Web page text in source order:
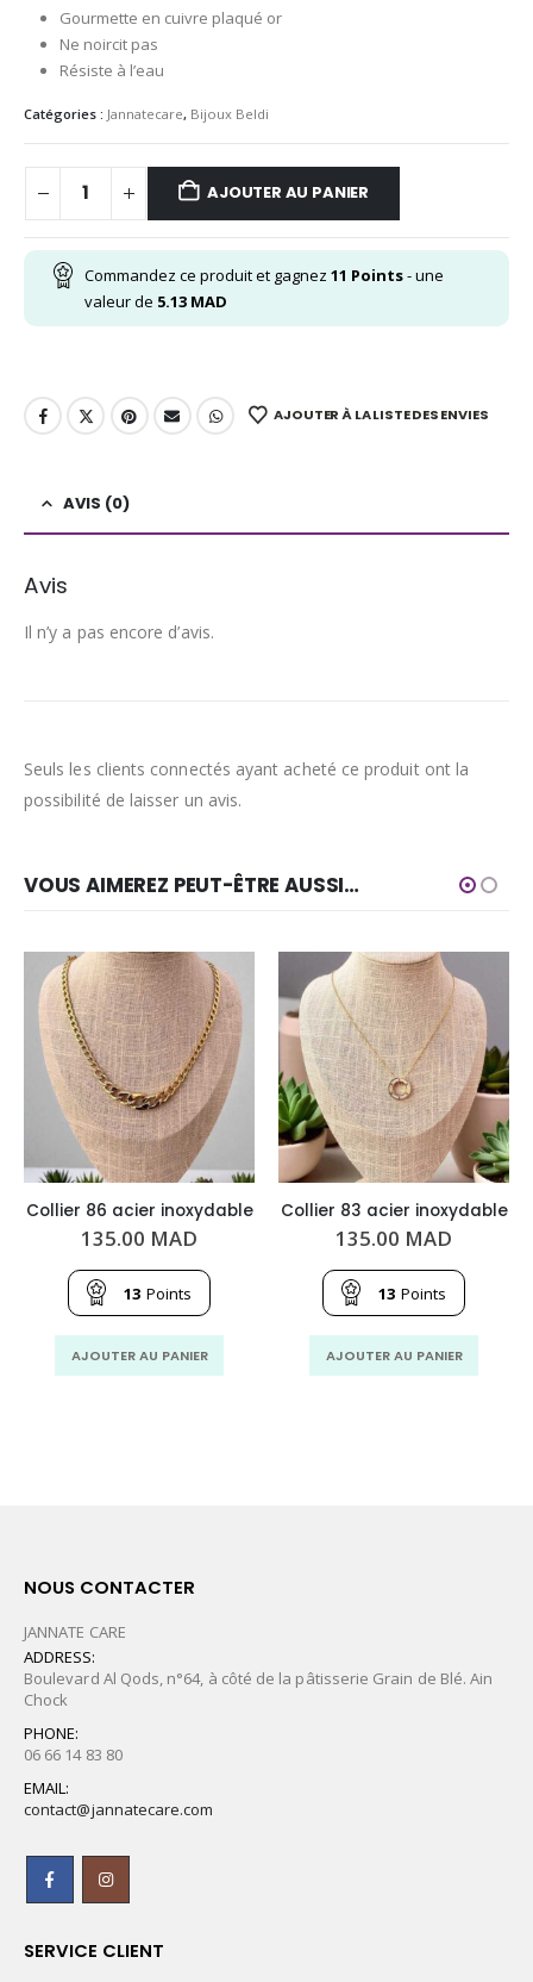
initial
était :
149.00
Gourmette en cuivre plaqué or
Ne noircit pas
Résiste à l’eau
Catégories : Jannatecare, Bijoux Beldi
AJOUTER AU PANIER
Commandez ce produit et gagnez 11 Points- une
valeur de 5.13 MAD
AJOUTER À LA LISTE DES ENVIES
AVIS (0)
Avis
Il n’y a pas encore d’avis.
Seuls les clients connectés ayant acheté ce produit ont la
possibilité de laisser un avis.
VOUS AIMEREZ PEUT-ÊTRE AUSSI…
Collier 86 acier inoxydable
135.00 MAD
13 Points
AJOUTER AU PANIER
Collier 83 acier inoxydable
135.00 MAD
13 Points
AJOUTER AU PANIER
NOUS CONTACTER
JANNATE CARE
ADDRESS:
Boulevard Al Qods, n°64, à côté de la pâtisserie Grain de Blé. Ain
Chock
PHONE:
06 66 14 83 80
EMAIL:
contact@jannatecare.com
SERVICE CLIENT